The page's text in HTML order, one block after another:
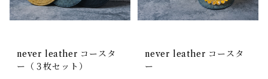
never leather コースタ
ー（３枚セット）
never leather コースタ
ー